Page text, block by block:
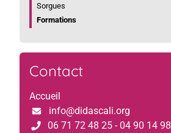
Sorgues
Formations
Contact
Accueil
info@didascali.org
06 71 72 48 25 - 04 90 14 98